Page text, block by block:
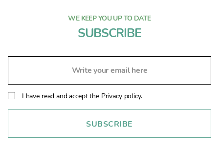
WE KEEP YOU UP TO DATE
SUBSCRIBE
I have read and accept the Privacy policy.